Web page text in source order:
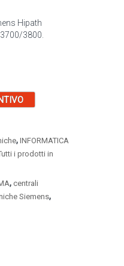
Hipath
3800.
, INFORMATICA
i prodotti in
, centrali
Siemens,